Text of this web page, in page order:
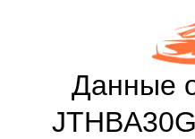
Данные